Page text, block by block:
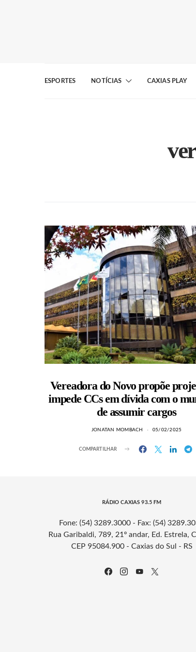
ESPORTES NOTÍCIAS CAXIAS PLAY
Vereadora do Novo propõe
impede CCs em dívida com o
de assumir cargos
JONATAN MOMBACH 05/02/2025
COMPARTILHAR
RÁDIO CAXIAS 93.5 FM
Fone: (54) 3289.3000 - Fax: (54)
Rua Garibaldi, 789, 21º andar, Ed. Estrela,
CEP 95084.900 - Caxias do Sul - RS